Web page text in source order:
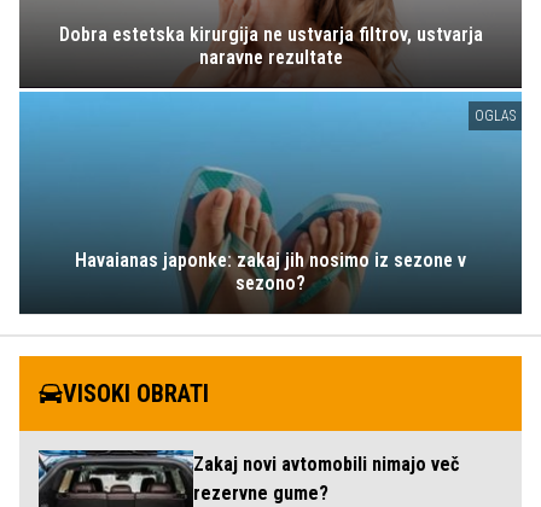
Dobra estetska kirurgija ne ustvarja filtrov, ustvarja
naravne rezultate
OGLAS
Havaianas japonke: zakaj jih nosimo iz sezone v
sezono?
VISOKI OBRATI
Zakaj novi avtomobili nimajo več
rezervne gume?